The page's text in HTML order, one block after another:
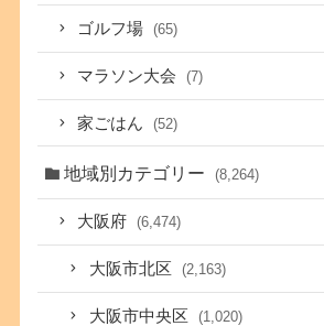
ゴルフ場 (65)
マラソン大会 (7)
家ごはん (52)
地域別カテゴリー (8,264)
大阪府 (6,474)
大阪市北区 (2,163)
大阪市中央区 (1,020)